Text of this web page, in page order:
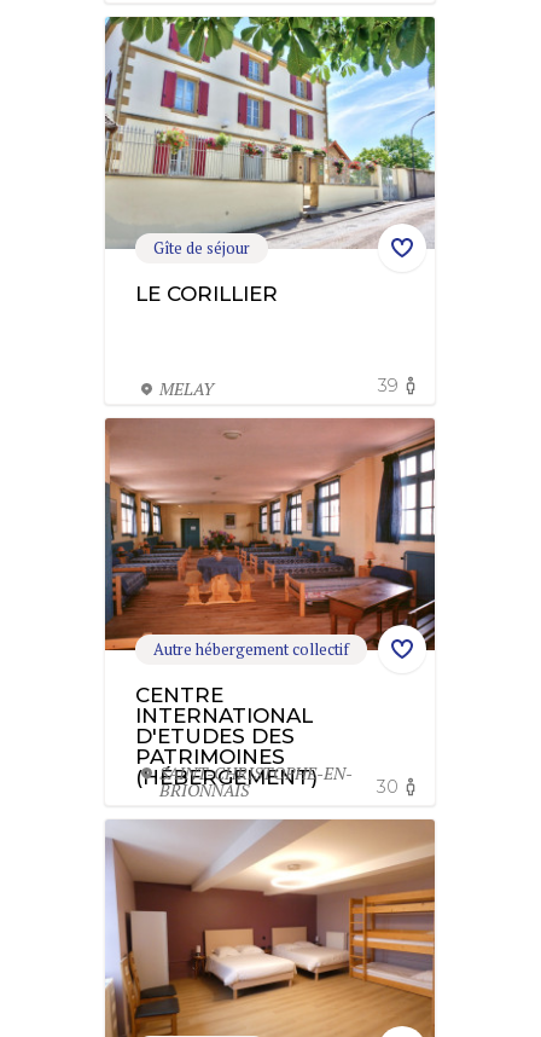
Gîte de séjour
LE CORILLIER
MELAY 39
Autre hébergement collectif
CENTRE
INTERNATIONAL
D'ETUDES DES
PATRIMOINES
(HÉBERGEMENT)
SAINT-CHRISTOPHE-EN-
BRIONNAIS 30